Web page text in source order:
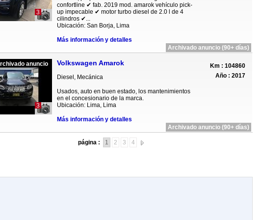
3
confortline ✔ fab. 2019 mod. amarok vehículo pick-
up impecable ✔ motor turbo diesel de 2.0 l de 4
cilindros ✔...
Ubicación: San Borja, Lima
Más información y detalles
Archivado anuncio (90+ días)
anuncio
3
Volkswagen Amarok
Diesel, Mecánica
Usados, auto en buen estado, los mantenimientos
en el concesionario de la marca.
Ubicación: Lima, Lima
Más información y detalles
Km : 104860
Año : 2017
Archivado anuncio (90+ días)
página : 1 2 3 4